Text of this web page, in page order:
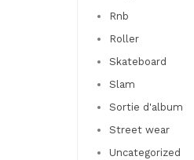
Rnb
Roller
Skateboard
Slam
Sortie d'album
Street wear
Uncategorized